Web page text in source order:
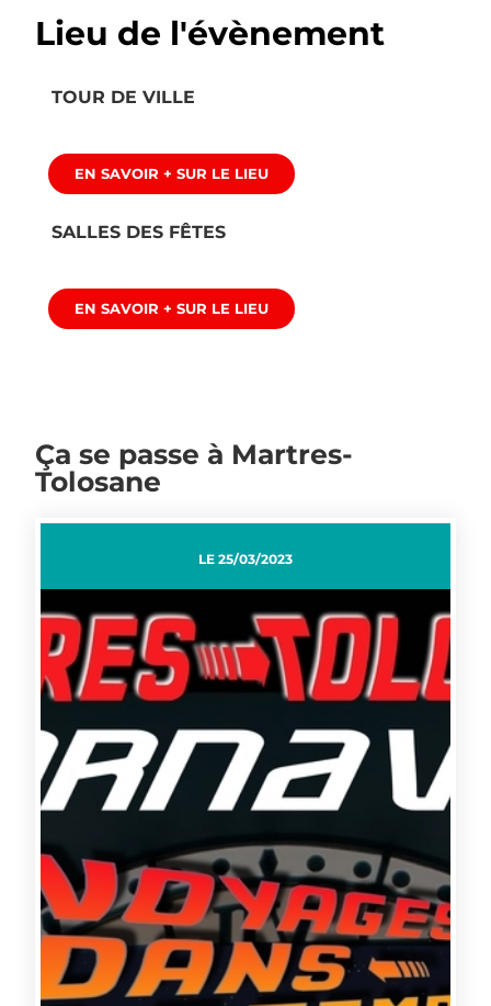
Lieu de l'évènement
TOUR DE VILLE
EN SAVOIR + SUR LE LIEU
SALLES DES FÊTES
EN SAVOIR + SUR LE LIEU
Ça se passe à Martres-
Tolosane
LE 25/03/2023